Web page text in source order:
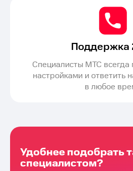
Поддержка
Специалисты МТС всегда
настройками и ответить
в любое
Удобнее подобрать
специалистом?